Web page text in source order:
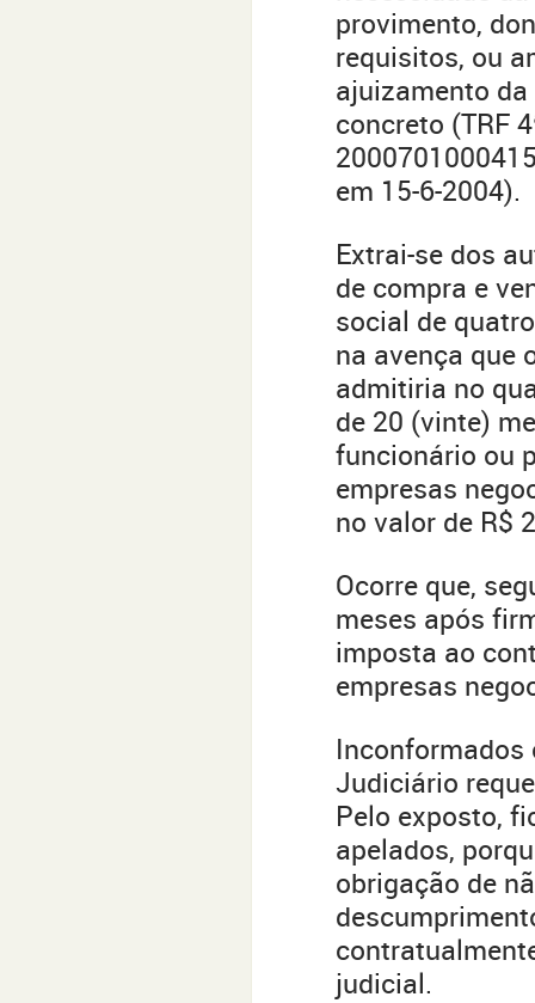
provimento,
requisitos, ou
ajuizamento
concreto (TRF
em 15-6-2004).
Extrai-se dos
de compra e
social de
na avença que
admitiria no
de 20 (vinte)
funcionário ou
empresas
no valor de R$
Ocorre que,
meses após
imposta ao
empresas
Inconformados
Judiciário
Pelo exposto,
apelados,
obrigação de
judicial.